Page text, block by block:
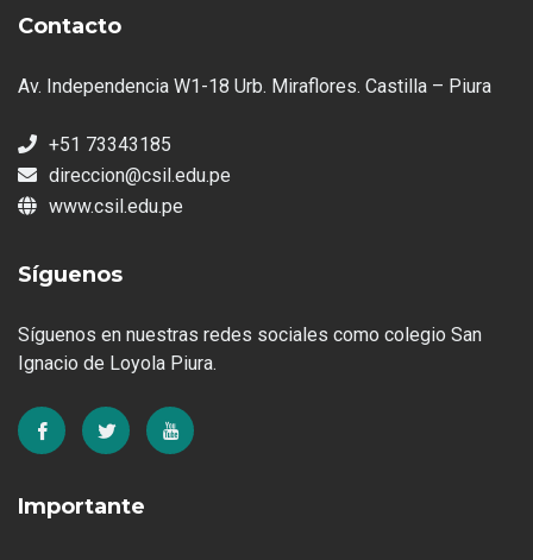
Contacto
Av. Independencia W1-18 Urb. Miraflores. Castilla – Piura
+51 73343185
direccion@csil.edu.pe
www.csil.edu.pe
Síguenos
Síguenos en nuestras redes sociales como colegio San
Ignacio de Loyola Piura.
Importante